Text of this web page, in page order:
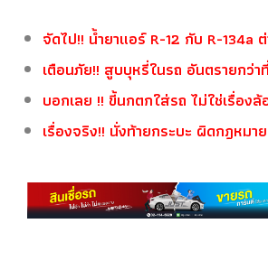
จัดไป!! น้ำยาแอร์ R-12 กับ R-134a
เตือนภัย!! สูบบุหรี่ในรถ อันตรายกว่า
บอกเลย !! ขี้นกตกใส่รถ ไม่ใช่เรื่องล้
เรื่องจริง!! นั่งท้ายกระบะ ผิดกฎหม